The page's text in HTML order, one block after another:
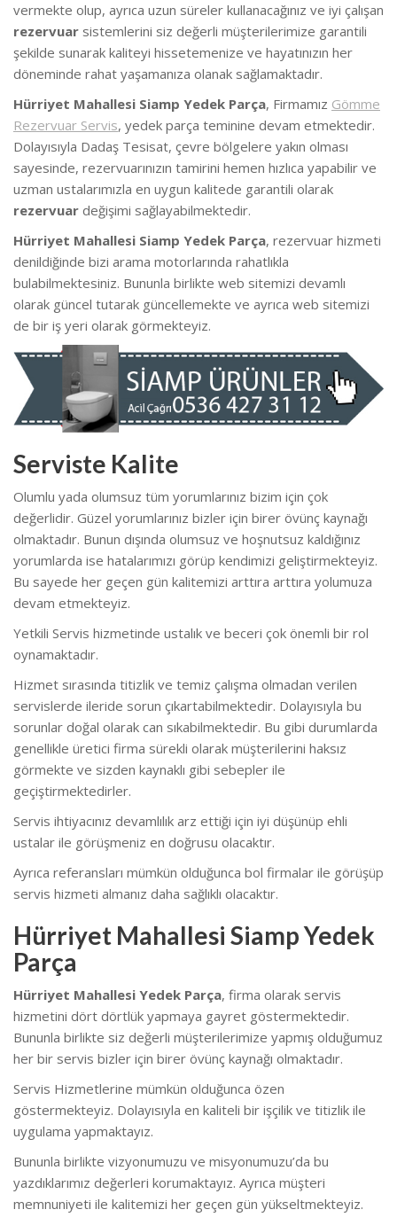
vermekte olup, ayrıca uzun süreler kullanacağınız ve iyi çalışan
rezervuar sistemlerini siz değerli müşterilerimize garantili
şekilde sunarak kaliteyi hissetemenize ve hayatınızın her
döneminde rahat yaşamanıza olanak sağlamaktadır.
Hürriyet Mahallesi Siamp Yedek Parça, Firmamız Gömme
Rezervuar Servis, yedek parça teminine devam etmektedir.
Dolayısıyla Dadaş Tesisat, çevre bölgelere yakın olması
sayesinde, rezervuarınızın tamirini hemen hızlıca yapabilir ve
uzman ustalarımızla en uygun kalitede garantili olarak
rezervuar değişimi sağlayabilmektedir.
Hürriyet Mahallesi Siamp Yedek Parça, rezervuar hizmeti
denildiğinde bizi arama motorlarında rahatlıkla
bulabilmektesiniz. Bununla birlikte web sitemizi devamlı
olarak güncel tutarak güncellemekte ve ayrıca web sitemizi
de bir iş yeri olarak görmekteyiz.
Serviste Kalite
Olumlu yada olumsuz tüm yorumlarınız bizim için çok
değerlidir. Güzel yorumlarınız bizler için birer övünç kaynağı
olmaktadır. Bunun dışında olumsuz ve hoşnutsuz kaldığınız
yorumlarda ise hatalarımızı görüp kendimizi geliştirmekteyiz.
Bu sayede her geçen gün kalitemizi arttıra arttıra yolumuza
devam etmekteyiz.
Yetkili Servis hizmetinde ustalık ve beceri çok önemli bir rol
oynamaktadır.
Hizmet sırasında titizlik ve temiz çalışma olmadan verilen
servislerde ileride sorun çıkartabilmektedir. Dolayısıyla bu
sorunlar doğal olarak can sıkabilmektedir. Bu gibi durumlarda
genellikle üretici firma sürekli olarak müşterilerini haksız
görmekte ve sizden kaynaklı gibi sebepler ile
geçiştirmektedirler.
Servis ihtiyacınız devamlılık arz ettiği için iyi düşünüp ehli
ustalar ile görüşmeniz en doğrusu olacaktır.
Ayrıca referansları mümkün olduğunca bol firmalar ile görüşüp
servis hizmeti almanız daha sağlıklı olacaktır.
Hürriyet Mahallesi Siamp Yedek
Parça
Hürriyet Mahallesi Yedek Parça, firma olarak servis
hizmetini dört dörtlük yapmaya gayret göstermektedir.
Bununla birlikte siz değerli müşterilerimize yapmış olduğumuz
her bir servis bizler için birer övünç kaynağı olmaktadır.
Servis Hizmetlerine mümkün olduğunca özen
göstermekteyiz. Dolayısıyla en kaliteli bir işçilik ve titizlik ile
uygulama yapmaktayız.
Bununla birlikte vizyonumuzu ve misyonumuzu’da bu
yazdıklarımız değerleri korumaktayız. Ayrıca müşteri
memnuniyeti ile kalitemizi her geçen gün yükseltmekteyiz.